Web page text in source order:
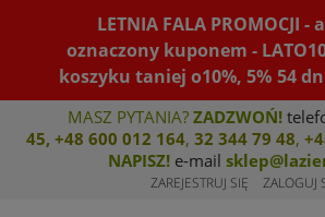
LETNIA FALA PROMOCJI
oznaczony kuponem -
koszyku taniej o10%, 5% 54
MASZ PYTANIA? ZADZWOŃ!
45, +48 600 012 164, 32 344 79 48, +4
NAPISZ! e-mail
ZAREJESTRUJ SIĘ ZALOGUJ